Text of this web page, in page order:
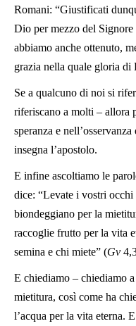
Romani: “Giustificati
Dio per mezzo del
abbiamo anche ottenuto,
grazia nella quale gloria di
Se a qualcuno di noi si
riferiscano a molti – allora
speranza e
insegna l’apostolo.
E infine ascoltiamo le
dice: “Levate i vostri occhi
biondeggiano per la
raccoglie frutto per la vita
semina e chi miete” (Gv
E chiediamo – chiediamo
mietitura, così come ha
l’acqua per la vita eterna.